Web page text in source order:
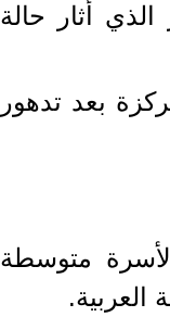
أثار حالة
بعد تدهور
دمياط لأسرة متوسطة
⁠العربية.